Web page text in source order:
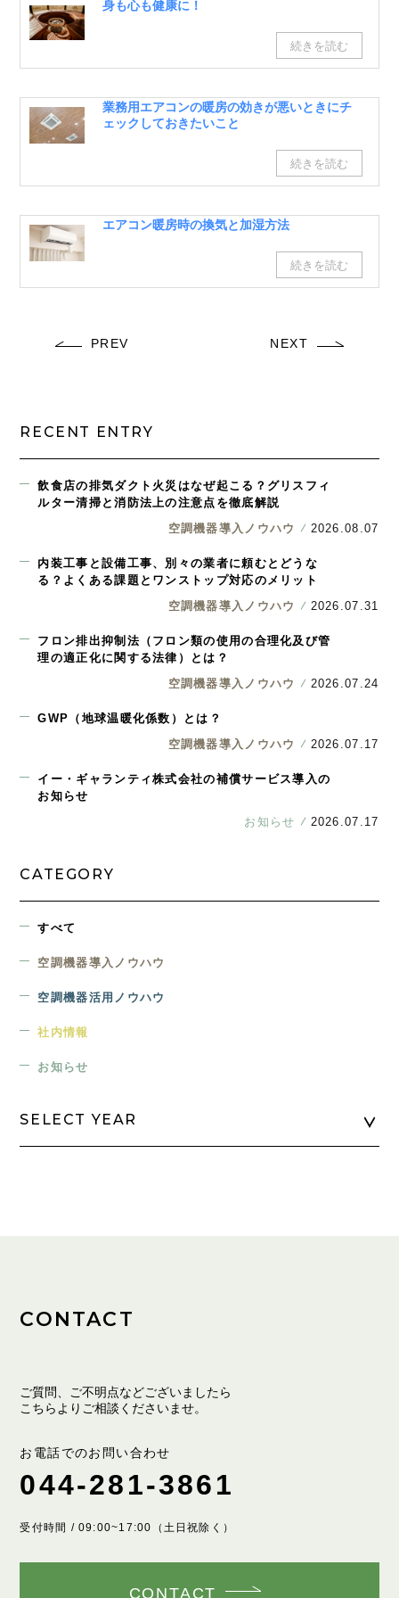
身も心も健康に！
業務用エアコンの暖房の効きが悪いときにチ
ェックしておきたいこと
エアコン暖房時の換気と加湿方法
PREV NEXT
RECENT ENTRY
飲食店の排気ダクト火災はなぜ起こる？グリスフィ
ルター清掃と消防法上の注意点を徹底解説
空調機器導入ノウハウ
2026.08.07
内装工事と設備工事、別々の業者に頼むとどうな
る？よくある課題とワンストップ対応のメリット
空調機器導入ノウハウ
2026.07.31
フロン排出抑制法（フロン類の使用の合理化及び管
理の適正化に関する法律）とは？
空調機器導入ノウハウ
2026.07.24
GWP（地球温暖化係数）とは？
空調機器導入ノウハウ
2026.07.17
イー・ギャランティ株式会社の補償サービス導入の
お知らせ
お知らせ
2026.07.17
CATEGORY
すべて
空調機器導入ノウハウ
空調機器活用ノウハウ
社内情報
お知らせ
SELECT YEAR
CONTACT
ご質問、ご不明点などございましたら
こちらよりご相談くださいませ。
お電話でのお問い合わせ
044-281-3861
受付時間 / 09:00~17:00（土日祝除く）
CONTACT